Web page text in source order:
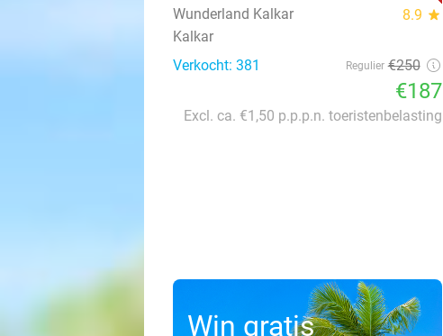
Wunderland Kalkar 8.9 star
Kalkar
Verkocht: 381
Regulier €250
€187
Excl. ca. €1,50 p.p.p.n. toeristenbelasting
Win gratis